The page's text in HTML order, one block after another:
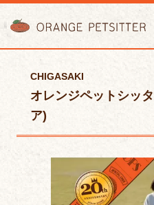
CHIGASAKI
オレンジペットシッ
ア)